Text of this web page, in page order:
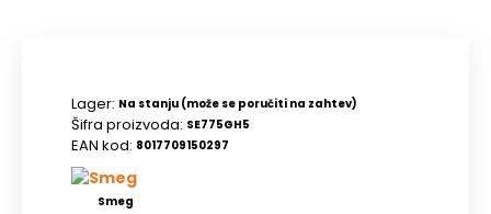
Lager: Na stanju (može se poručiti na zahtev)
Šifra proizvoda: SE775GH5
EAN kod: 8017709150297
Smeg